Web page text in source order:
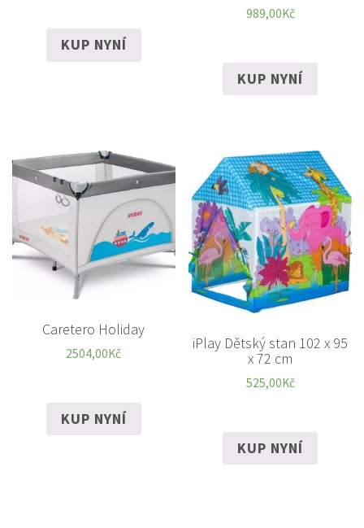
KUP NYNÍ
989,00Kč
KUP NYNÍ
Caretero Holiday
2504,00Kč
KUP NYNÍ
iPlay Dětský stan 102 x 95
x 72 cm
525,00Kč
KUP NYNÍ